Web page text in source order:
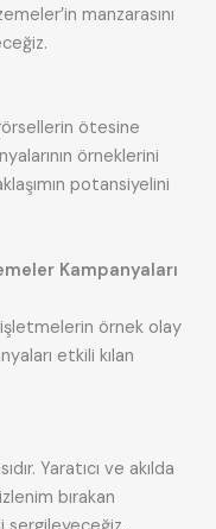
manzarasını
ötesine
örneklerini
potansiyelini
Kampanyaları
işletmelerin örnek olay
etkili kılan
Yaratıcı ve akılda
bırakan